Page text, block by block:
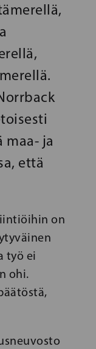
maa- ja
että
on
työ ei
ohi.